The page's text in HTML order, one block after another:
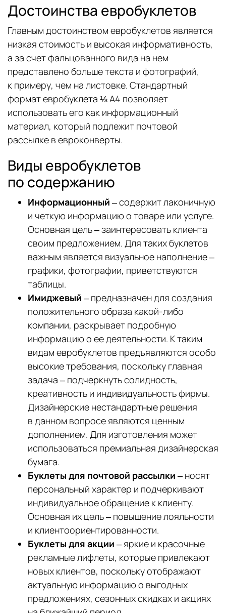
Достоинства евробуклетов
Главным достоинством евробуклетов является
низкая стоимость и высокая информативность,
а за счет фальцованного вида на нем
представлено больше текста и фотографий,
к примеру, чем на листовке. Стандартный
формат евробуклета ⅓ А4 позволяет
использовать его как информационный
материал, который подлежит почтовой
рассылке в евроконверты.
Виды евробуклетов
по содержанию
Информационный – содержит лаконичную
и четкую информацию о товаре или услуге.
Основная цель – заинтересовать клиента
своим предложением. Для таких буклетов
важным является визуальное наполнение –
графики, фотографии, приветствуются
таблицы.
Имиджевый – предназначен для создания
положительного образа какой-либо
компании, раскрывает подробную
информацию о ее деятельности. К таким
видам евробуклетов предъявляются особо
высокие требования, поскольку главная
задача – подчеркнуть солидность,
креативность и индивидуальность фирмы.
Дизайнерские нестандартные решения
в данном вопросе являются ценным
дополнением. Для изготовления может
использоваться премиальная дизайнерская
бумага.
Буклеты для почтовой рассылки – носят
персональный характер и подчеркивают
индивидуальное обращение к клиенту.
Основная их цель – повышение лояльности
и клиентоориентированности.
Буклеты для акции – яркие и красочные
рекламные лифлеты, которые привлекают
новых клиентов, поскольку отображают
актуальную информацию о выгодных
предложениях, сезонных скидках и акциях